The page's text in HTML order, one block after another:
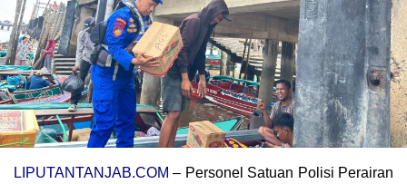
LIPUTANTANJAB.COM – Personel Satuan Polisi Perairan